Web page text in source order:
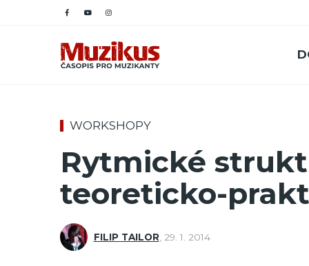
WORKSHOPY
Rytmické
teoreticko-
FILIP TAILOR, 29. 1. 2014